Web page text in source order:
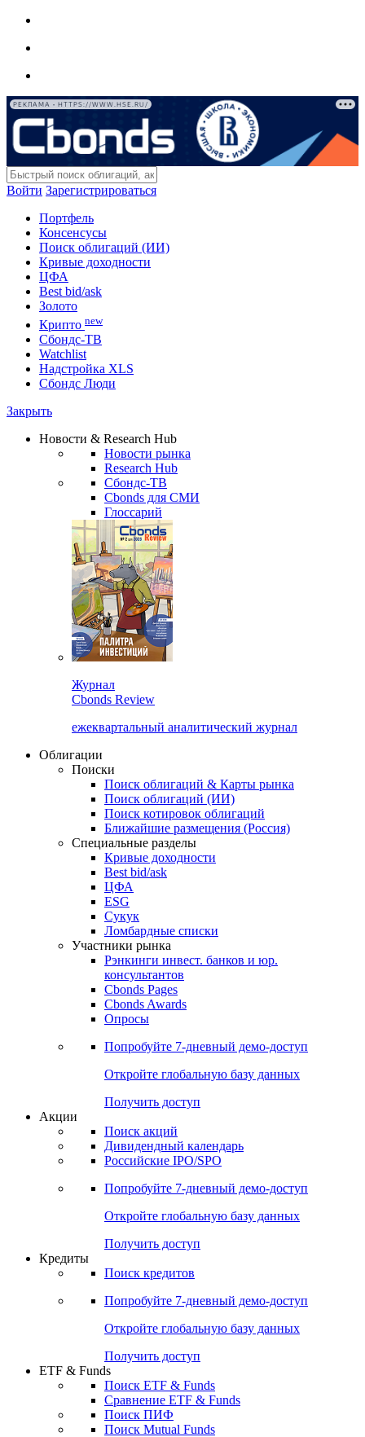
РЕКЛАМА • HTTPS://WWW.HSE.RU/
Войти Зарегистрироваться
Портфель
Консенсусы
Поиск облигаций (ИИ)
Кривые доходности
ЦФА
Best bid/ask
Золото
Крипто new
Сбондс-ТВ
Watchlist
Надстройка XLS
Сбондс Люди
Закрыть
Новости & Research Hub
Новости рынка
Research Hub
Сбондс-ТВ
Cbonds для СМИ
Глоссарий
Журнал
Cbonds Review
ежеквартальный аналитический журнал
Облигации
Поиски
Поиск облигаций & Карты рынка
Поиск облигаций (ИИ)
Поиск котировок облигаций
Ближайшие размещения (Россия)
Специальные разделы
Кривые доходности
Best bid/ask
ЦФА
ESG
Сукук
Ломбардные списки
Участники рынка
Рэнкинги инвест. банков и юр.
консультантов
Cbonds Pages
Cbonds Awards
Опросы
Попробуйте 7-дневный демо-доступ
Откройте глобальную базу данных
Получить доступ
Акции
Поиск акций
Дивидендный календарь
Российские IPO/SPO
Попробуйте 7-дневный демо-доступ
Откройте глобальную базу данных
Получить доступ
Кредиты
Поиск кредитов
Попробуйте 7-дневный демо-доступ
Откройте глобальную базу данных
Получить доступ
ETF & Funds
Поиск ETF & Funds
Сравнение ETF & Funds
Поиск ПИФ
Поиск Mutual Funds